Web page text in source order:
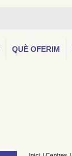
QUÈ OFERIM